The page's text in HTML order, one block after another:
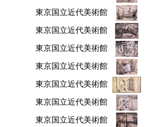
東京国立近代美術館
東京国立近代美術館
東京国立近代美術館
東京国立近代美術館
東京国立近代美術館
東京国立近代美術館
東京国立近代美術館